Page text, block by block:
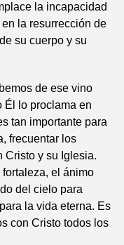
la incapacidad
la resurrección de
su cuerpo y su
de ese vino
Él lo proclama en
tan importante para
frecuentar los
Cristo y su Iglesia.
el ánimo
del cielo para
la vida eterna. Es
con Cristo todos los